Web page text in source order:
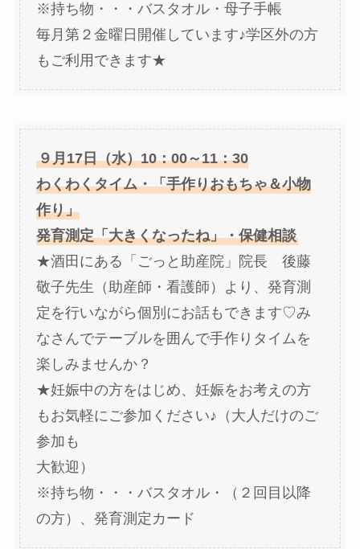
※持ち物・・・バスタオル・母子手帳
毎月第２金曜日開催しています♪学区外の方
もご利用できます★
９月17日（水）10：00～11：30
わくわくタイム・「手作りおもちゃ＆小物
作り」
発育測定「大きくなったね」・保健相談
★酒田にある「ごっと助産院」院長 後藤
敬子先生（助産師・看護師）より、発育測
定を行いながら個別にお話もできます♡み
なさんでテーブルを囲んで手作りタイムを
楽しみませんか？
★妊娠中の方をはじめ、妊娠をお考えの方
もお気軽にご参加ください♪（大人だけのご
参加も
大歓迎）
※持ち物・・・バスタオル・（２回目以降
の方）、発育測定カード